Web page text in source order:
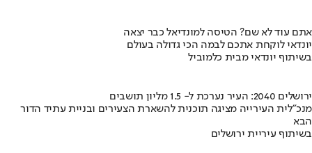
אתם עוד לא שם? הטיסה למונדיאל כבר יצאה
יונדאי לוקחת אתכם לבמה הכי גדולה בעולם
בשיתוף יונדאי מבית כלמוביל
ירושלים 2040: העיר נערכת ל- 1.5 מליון תושבים
מנכ"לית העירייה מציגה תוכנית להשארת הצעירים ובניית עתיד הדור
הבא
בשיתוף עיריית ירושלים